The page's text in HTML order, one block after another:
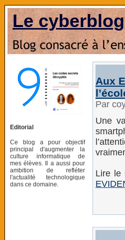
Le
Editorial
Ce blog a pour objectif
principal d'augmenter la
culture informatique de
mes élèves. Il a aussi pour
ambition de refléter
l'actualité technologique
dans ce domaine.
Aux
Par
Une
Lire le